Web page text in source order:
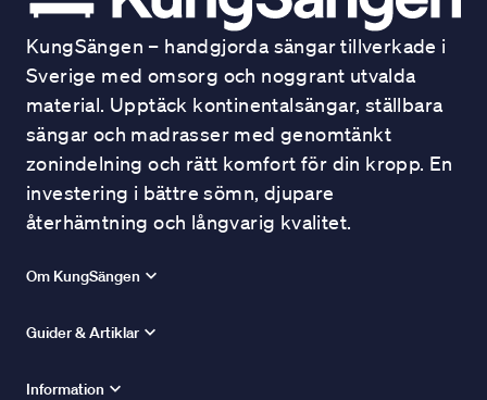
KungSängen – handgjorda sängar tillverkade i
Sverige med omsorg och noggrant utvalda
material. Upptäck kontinentalsängar, ställbara
sängar och madrasser med genomtänkt
zonindelning och rätt komfort för din kropp. En
investering i bättre sömn, djupare
återhämtning och långvarig kvalitet.
Om KungSängen
Guider & Artiklar
Information